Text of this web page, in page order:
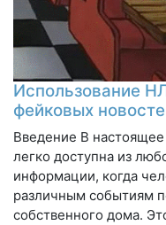
Использование
фейковых
Введение В
легко доступна из
информации, когда
различным событиям
собственного дома.